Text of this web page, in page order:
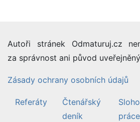
Autoři stránek Odmaturuj.cz
za správnost ani původ
Zásady ochrany osobních údajů
Referáty
Čtenářský
deník
práce